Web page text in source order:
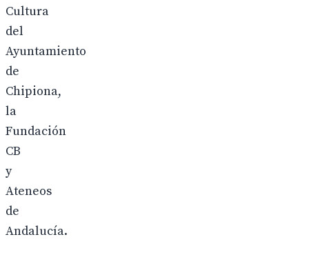
Cultura
del
Ayuntamiento
de
Chipiona,
la
Fundación
CB
y
Ateneos
de
Andalucía.